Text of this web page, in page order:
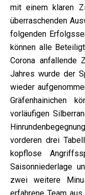
mit einem klaren
überraschenden
folgenden
können alle
Corona anfallende
Jahres wurde der
wieder
Gräfenhainichen
vorläufigen
vorderen drei
kopflose
Saisonniederlage
zwei weitere